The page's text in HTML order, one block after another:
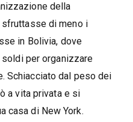
della
di meno i
in Bolivia, dove
per organizzare
Schiacciato dal peso dei
a vita privata e si
casa di New York.